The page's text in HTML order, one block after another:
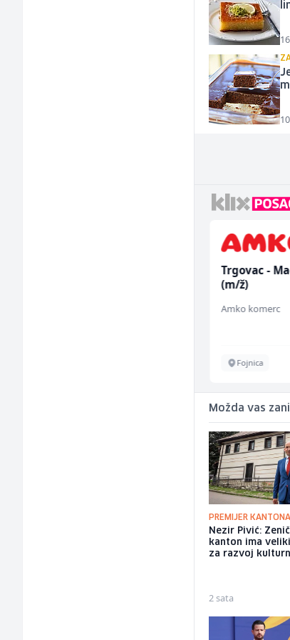
Trgovac -
(m/ž)
Amko komerc
Fojnica
Možda vas
PREMIJER KANTONA
Nezir Pivić:
kanton ima
za razvoj
2 sata